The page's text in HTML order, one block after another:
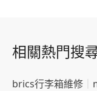
相關熱門搜
brics行李箱維修